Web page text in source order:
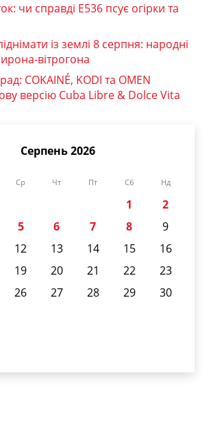
чи справді Е536 псує огірки та
із землі 8 серпня: народні
вітрогона
COKAINÉ, KODI та OMEN
версію Cuba Libre & Dolce Vita
Серпень 2026
Ср Чт Пт Сб Нд
1
2
5 6 7 8
9
12 13 14 15
16
19 20 21 22
23
26 27 28 29
30